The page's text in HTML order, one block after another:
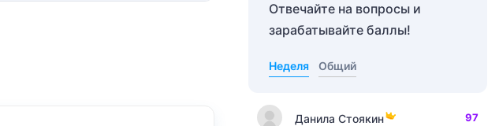
Отвечайте на вопросы и
зарабатывайте баллы!
Неделя Общий
Данила Стоякин 97